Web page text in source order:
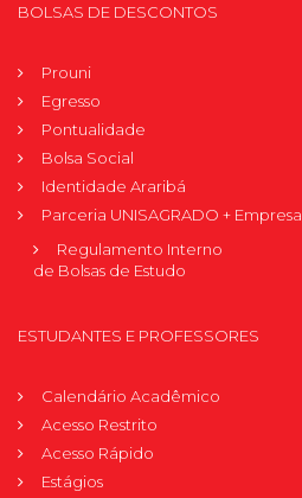
BOLSAS DE DESCONTOS
Prouni
Egresso
Pontualidade
Bolsa Social
Identidade Araribá
Parceria UNISAGRADO + Empresa
Regulamento Interno
de Bolsas de Estudo
ESTUDANTES E PROFESSORES
Calendário Acadêmico
Acesso Restrito
Acesso Rápido
Estágios